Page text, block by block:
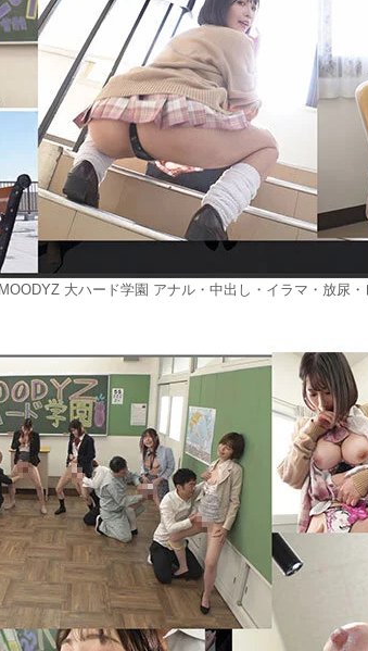
大ハード学園 アナル・中出し・イラマ・放尿